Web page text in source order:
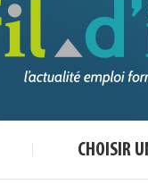
CHOISIR